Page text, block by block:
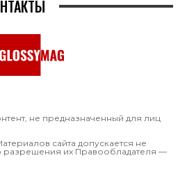
не предназначенный для лиц
сайта допускается не
разрешения их Правообладателя —